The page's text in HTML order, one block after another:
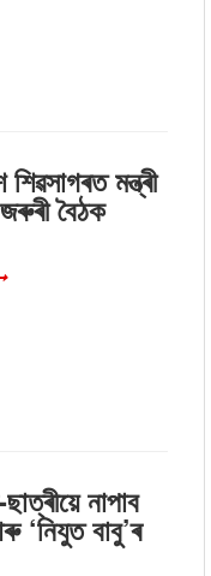
শিৱসাগৰত মন্ত্ৰী
বৈঠক
নাপাব
‘নিযুত বাবু’ৰ